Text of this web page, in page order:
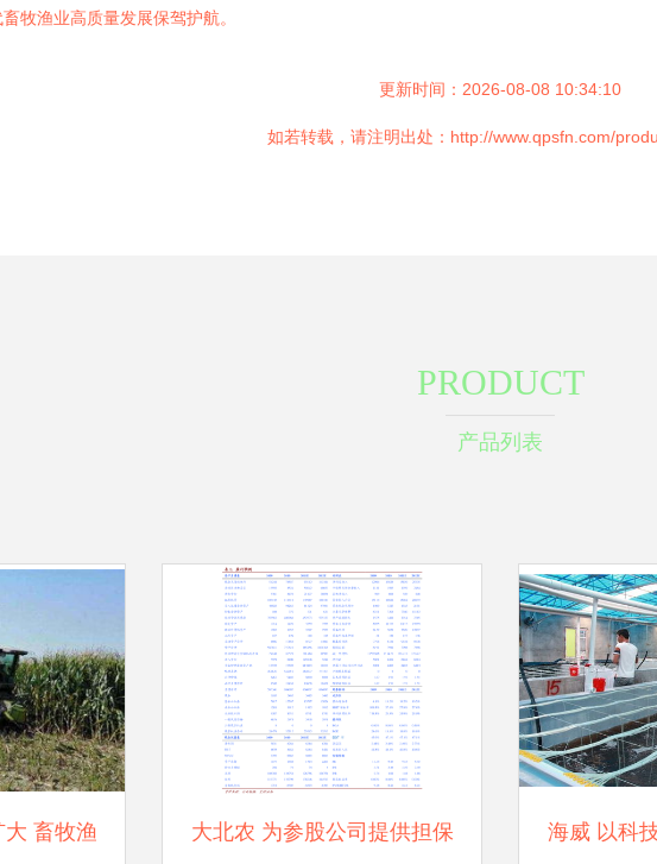
牧渔业高质量发展保驾护航。
更新时间：2026-08-08 10:34:10
如若转载，请注明出处：http://www.qpsfn.com/
PRODUCT
产品列表
畜牧渔 大北农 为参股公司提供担保 海威 以科